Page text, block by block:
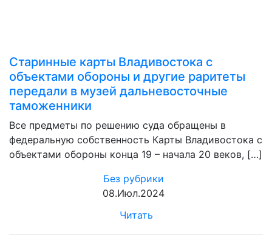
Старинные карты Владивостока с
объектами обороны и другие раритеты
передали в музей дальневосточные
таможенники
Все предметы по решению суда обращены в
федеральную собственность Карты Владивостока с
объектами обороны конца 19 – начала 20 веков, […]
Без рубрики
08.Июл.2024
Читать